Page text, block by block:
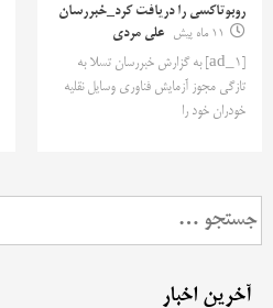
روبوتاکسی را دریافت کرد_خبررسان
11 ماه پیش
علی مردی
[ad_1] به گزارش خبررسان تسلا به
تازگی مجوز آزمایش فناوری وسایل نقلیه
خودران خود را
جستجو
برای:
آخرین اخبار